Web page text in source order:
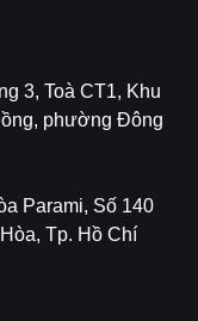
3, Toà CT1, Khu
phường Đông
Parami, Số 140
Tp. Hồ Chí